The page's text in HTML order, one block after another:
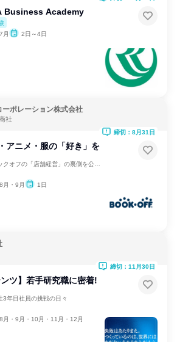
Academy
月 2日～4日
ーポレーション株式会社
社
アニメ・服の「好き」を
月・9月 1日
締切：8月31日
ツ】若手研究職に密着!
3年目社員の挑戦の日々
月・9月・10月・11月・12月
締切：11月30日